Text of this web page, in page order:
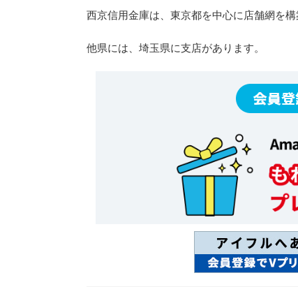
西京信用金庫は、東京都を中心に店舗網を構
他県には、埼玉県に支店があります。